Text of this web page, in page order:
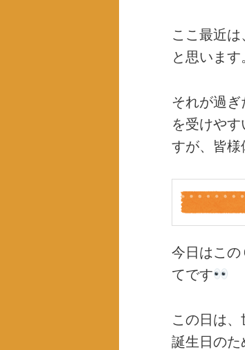
ン
へ
移
動
ツ
移
動
ここ最近
と思います。
それが過
を受けや
すが、皆様
今日はこの
てです
この日は
誕生日の